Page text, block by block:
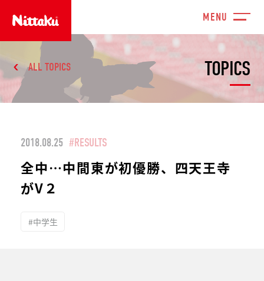
TOPICS
ALL TOPICS
2018.08.25 #RESULTS
全中…中間東が初優勝、四天王寺
がV２
#中学生